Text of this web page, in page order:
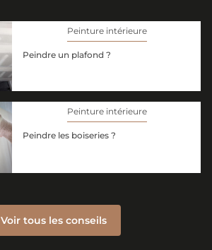
Peinture intérieure
Peindre un plafond ?
Peinture intérieure
Peindre les boiseries ?
Voir tous les conseils